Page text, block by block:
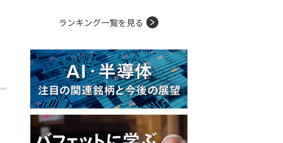
ランキング一覧を見る